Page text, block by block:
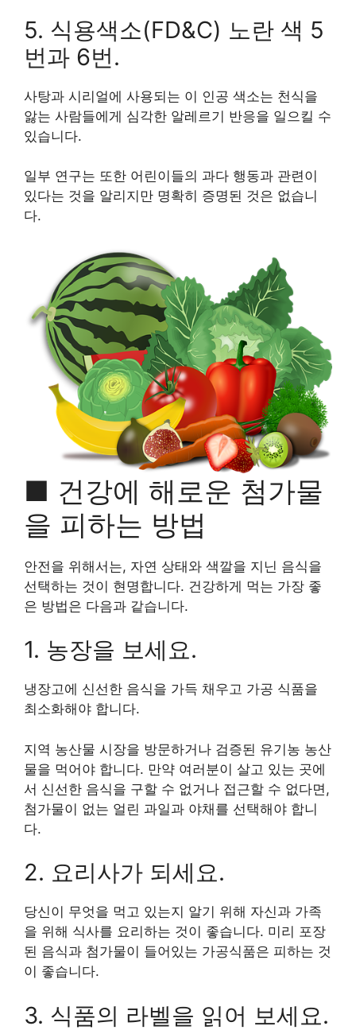
5. 식용색소(FD&C) 노란 색 5
번과 6번.
사탕과 시리얼에 사용되는 이 인공 색소는 천식을
앓는 사람들에게 심각한 알레르기 반응을 일으킬 수
있습니다.
일부 연구는 또한 어린이들의 과다 행동과 관련이
있다는 것을 알리지만 명확히 증명된 것은 없습니
다.
■ 건강에 해로운 첨가물
을 피하는 방법
안전을 위해서는, 자연 상태와 색깔을 지닌 음식을
선택하는 것이 현명합니다. 건강하게 먹는 가장 좋
은 방법은 다음과 같습니다.
1. 농장을 보세요.
냉장고에 신선한 음식을 가득 채우고 가공 식품을
최소화해야 합니다.
지역 농산물 시장을 방문하거나 검증된 유기농 농산
물을 먹어야 합니다. 만약 여러분이 살고 있는 곳에
서 신선한 음식을 구할 수 없거나 접근할 수 없다면,
첨가물이 없는 얼린 과일과 야채를 선택해야 합니
다.
2. 요리사가 되세요.
당신이 무엇을 먹고 있는지 알기 위해 자신과 가족
을 위해 식사를 요리하는 것이 좋습니다. 미리 포장
된 음식과 첨가물이 들어있는 가공식품은 피하는 것
이 좋습니다.
3. 식품의 라벨을 읽어 보세요.